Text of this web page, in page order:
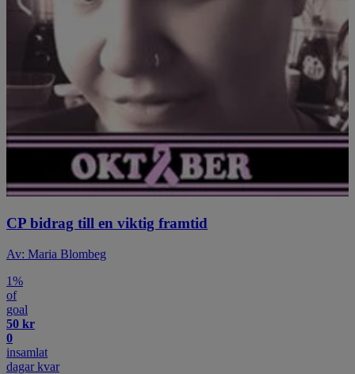
CP bidrag till en viktig framtid
Av: Maria Blombeg
1%
of
goal
50 kr
0
insamlat
dagar kvar